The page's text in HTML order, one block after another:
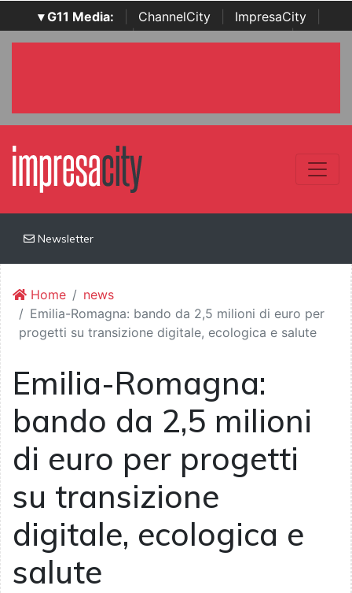
▾ G11 Media: ChannelCity ImpresaCity
SecurityOpenLab | Italian Channel Awards | Italian
Newsletter
Home
news
Emilia-Romagna: bando da 2,5 milioni di euro per
progetti su transizione digitale, ecologica e salute
Emilia-Romagna:
bando da 2,5 milioni
di euro per progetti
su transizione
digitale, ecologica e
salute